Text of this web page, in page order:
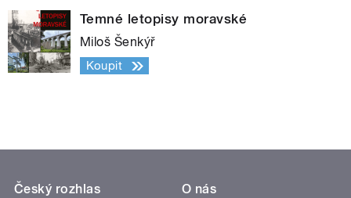
Temné letopisy moravské
Miloš Šenkýř
Koupit
Český rozhlas
O nás